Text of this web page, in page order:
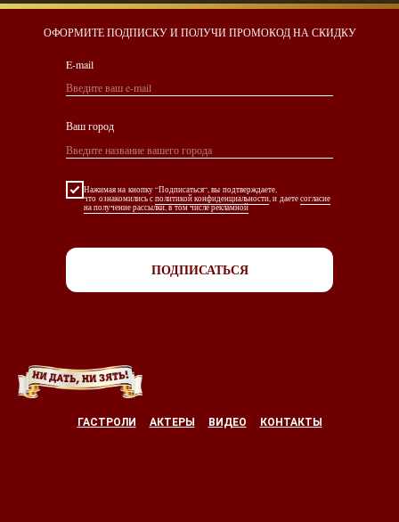
ОФОРМИТЕ ПОДПИСКУ И ПОЛУЧИ ПРОМОКОД НА СКИДКУ
E-mail
Ваш город
Нажимая на кнопку “Подписаться“, вы подтверждаете,
что ознакомились сполитикой конфиденциальности, и даетесогласие
на получение рассылки, в том числе рекламной
ПОДПИСАТЬСЯ
ГАСТРОЛИ АКТЕРЫ ВИДЕО КОНТАКТЫ